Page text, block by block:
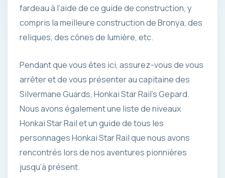
fardeau à l’aide de ce guide de construction, y
compris la meilleure construction de Bronya, des
reliques, des cônes de lumière, etc.
Pendant que vous êtes ici, assurez-vous de vous
arrêter et de vous présenter au capitaine des
Silvermane Guards, Honkai Star Rail’s Gepard.
Nous avons également une liste de niveaux
Honkai Star Rail et un guide de tous les
personnages Honkai Star Rail que nous avons
rencontrés lors de nos aventures pionnières
jusqu’à présent.